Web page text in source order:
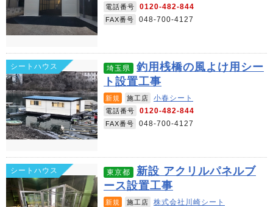
電話番号 0120-482-844
FAX番号 048-700-4127
シートハウス 埼玉県
釣用桟橋の風よけ用シー
ト設置工事
新規 施工店 小春シート
電話番号 0120-482-844
FAX番号 048-700-4127
シートハウス 東京都
新設 アクリルパネルブ
ース設置工事
新規 施工店 株式会社川崎シート